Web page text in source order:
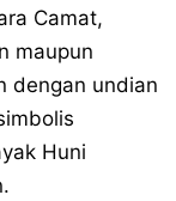
Camat,
maupun
dengan undian
Huni